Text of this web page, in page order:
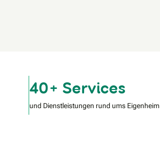
40+ Services
und Dienstleistungen rund ums Eigenheim